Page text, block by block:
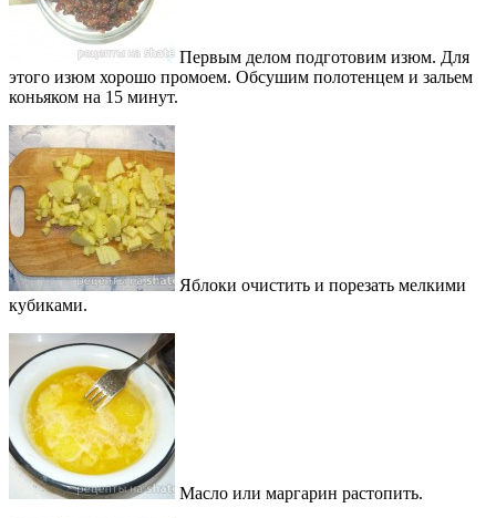
Первым делом подготовим изюм. Для
этого изюм хорошо промоем. Обсушим полотенцем и зальем
коньяком на 15 минут.
Яблоки очистить и порезать мелкими
кубиками.
Масло или маргарин растопить.